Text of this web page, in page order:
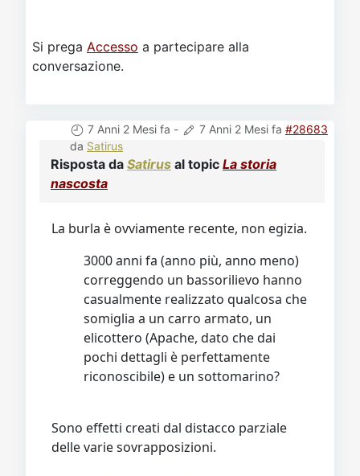
Si prega Accesso a partecipare alla
conversazione.
7 Anni 2 Mesi fa - 7 Anni 2 Mesi fa #28683
da Satirus
Risposta da Satirus al topic La storia
nascosta
La burla è ovviamente recente, non egizia.
3000 anni fa (anno più, anno meno)
correggendo un bassorilievo hanno
casualmente realizzato qualcosa che
somiglia a un carro armato, un
elicottero (Apache, dato che dai
pochi dettagli è perfettamente
riconoscibile) e un sottomarino?
Sono effetti creati dal distacco parziale
delle varie sovrapposizioni.